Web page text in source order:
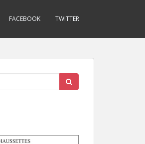
FACEBOOK TWITTER